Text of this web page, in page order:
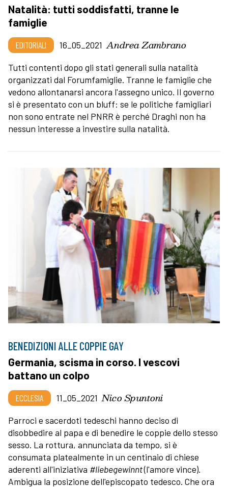
Natalità: tutti soddisfatti, tranne le
famiglie
EDITORIALI 16_05_2021 Andrea Zambrano
Tutti contenti dopo gli stati generali sulla natalità
organizzati dal Forumfamiglie. Tranne le famiglie che
vedono allontanarsi ancora l'assegno unico. Il governo
si è presentato con un bluff: se le politiche famigliari
non sono entrate nel PNRR è perché Draghi non ha
nessun interesse a investire sulla natalità.
BENEDIZIONI ALLE COPPIE GAY
Germania, scisma in corso. I vescovi
battano un colpo
ECCLESIA 11_05_2021 Nico Spuntoni
Parroci e sacerdoti tedeschi hanno deciso di
disobbedire al papa e di benedire le coppie dello stesso
sesso. La rottura, annunciata da tempo, si è
consumata platealmente in un centinaio di chiese
aderenti all'iniziativa #liebegewinnt(l'amore vince).
Ambigua la posizione dell'episcopato tedesco. Che ora